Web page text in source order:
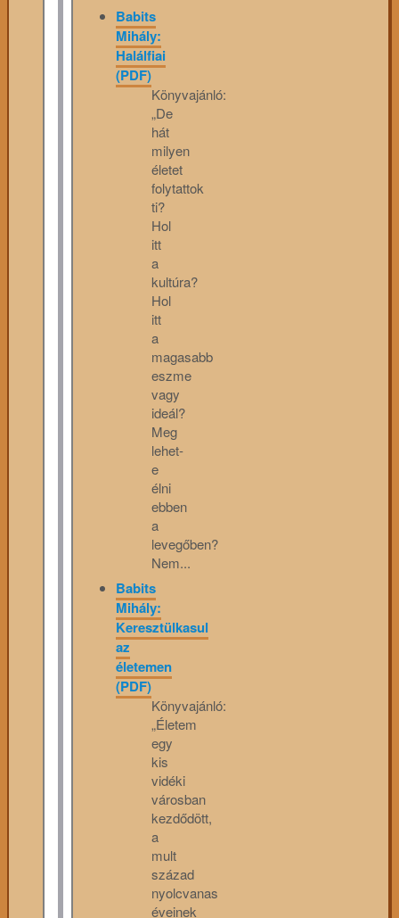
Babits
Mihály:
Halálfiai
(PDF)
Könyvajánló:
„De
hát
milyen
életet
folytattok
ti?
Hol
itt
a
kultúra?
Hol
itt
a
magasabb
eszme
vagy
ideál?
Meg
lehet-
e
élni
ebben
a
levegőben?
Nem...
Babits
Mihály:
Keresztülkasul
az
életemen
(PDF)
Könyvajánló:
„Életem
egy
kis
vidéki
városban
kezdődött,
a
mult
század
nyolcvanas
éveinek